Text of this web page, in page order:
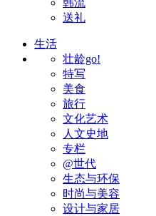
韩流
送礼
生活
壮龄go!
特写
美食
旅行
文化艺术
人文史地
专栏
@世代
生态与环保
时尚与美容
设计与家居